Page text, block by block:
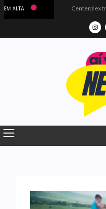
EM ALTA